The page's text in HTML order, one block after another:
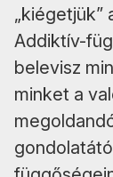
„kiégetjük”
Addiktív-
belevisz
minket a